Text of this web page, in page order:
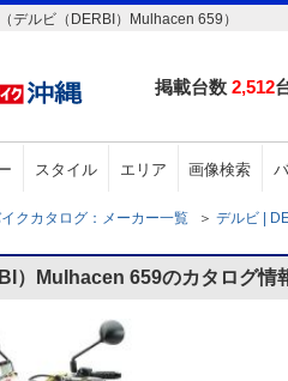
デルビ（DERBI）Mulhacen 659）
掲載台数 2,512
スタイル エリア 画像検索
クカタログ：メーカー一覧 ＞ デルビ |
）Mulhacen 659のカタログ情